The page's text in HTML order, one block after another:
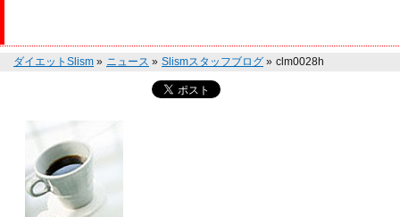
ダイエットSlism » ニュース » Slismスタッフブログ » clm0028h